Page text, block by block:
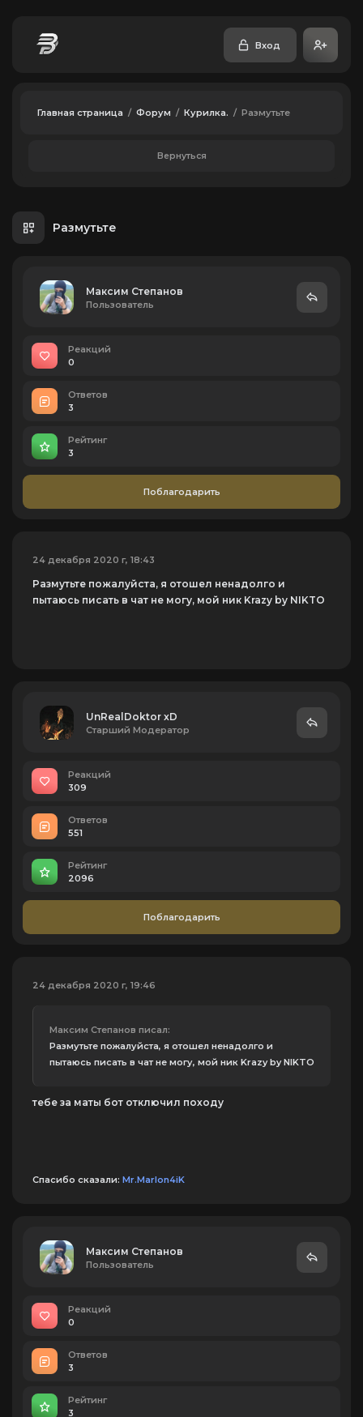
Вход
Главная страница / Форум / Курилка. / Размутьте
Вернуться
Размутьте
Максим Степанов
Пользователь
Реакций
0
Ответов
3
Рейтинг
3
Поблагодарить
24 декабря 2020 г, 18:43
Размутьте пожалуйста, я отошел ненадолго и
пытаюсь писать в чат не могу, мой ник Krazy by NIKTO
UnRealDoktor xD
Старший Модератор
Реакций
309
Ответов
551
Рейтинг
2096
Поблагодарить
24 декабря 2020 г, 19:46
Максим Степанов писал:
Размутьте пожалуйста, я отошел ненадолго и
пытаюсь писать в чат не могу, мой ник Krazy by NIKTO
тебе за маты бот отключил походу
Спасибо сказали: Mr.MarIon4iK
Максим Степанов
Пользователь
Реакций
0
Ответов
3
Рейтинг
3